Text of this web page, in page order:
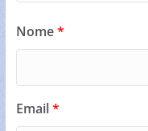
Nome*
Email*